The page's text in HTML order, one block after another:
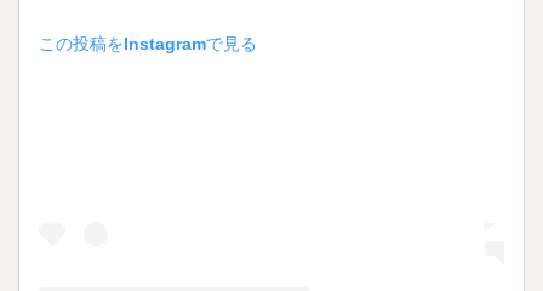
この投稿をInstagramで見る